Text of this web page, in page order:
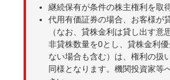
継続保有が条件の株主権利を取
代用有価証券の場合、お客様が
（なお、貸株金利は貸し出す
非貸株数量を0とし、貸株金利
ない場合も含む）は、権利の扱
同様となります。機関投資家等